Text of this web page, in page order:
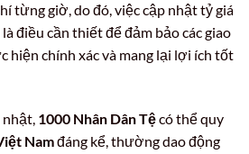
từng giờ, do đó, việc cập nhật tỷ giá
điều cần thiết để đảm bảo các giao
hiện chính xác và mang lại lợi ích tốt
nhật, 1000 Nhân Dân Tệcó thể quy
Namđáng kể, thường dao động